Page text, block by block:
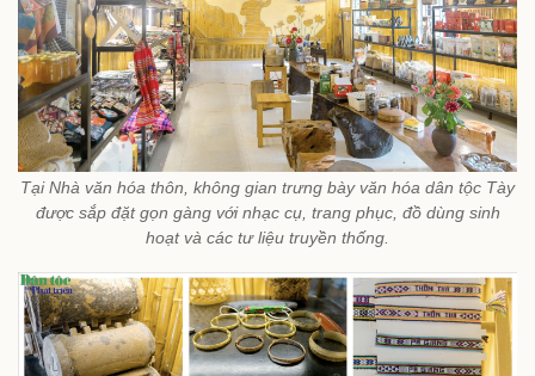
Tại Nhà văn hóa thôn, không gian trưng bày văn hóa dân tộc Tày
được sắp đặt gọn gàng với nhạc cụ, trang phục, đồ dùng sinh
hoạt và các tư liệu truyền thống.